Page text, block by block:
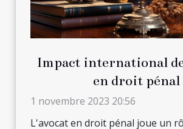
Impact international
en droit pénal
1 novembre 2023 20:56
L'avocat en droit pénal joue un